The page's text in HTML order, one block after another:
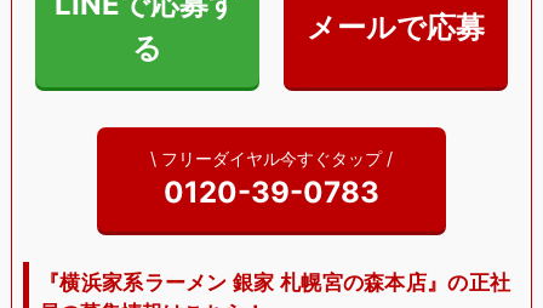
る
\ フリーダイヤル今すぐタップ /
0120-39-0783
『横浜家系ラーメン 銀家 札幌宮の森本店』の正社